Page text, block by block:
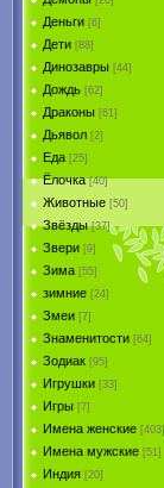
Деньги [6]
Дети [88]
Динозавры [44]
Дождь [62]
Драконы [61]
Дьявол [2]
Еда [25]
Ёлочка [40]
Животные [50]
Звёзды [37]
Звери [9]
Зима [55]
зимние [24]
Змеи [7]
Знаменитости [64]
Зодиак [95]
Игрушки [33]
Игры [7]
Имена женские [403]
Имена мужские [51]
Индия [20]